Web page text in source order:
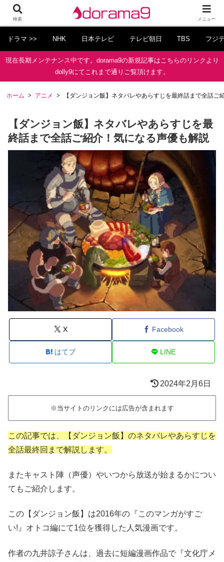
ドラマ >> NHK 日本テレビ テレビ朝日 TBS フジ
現在長期メンテナンス中です。dorama9の新規記事はこちらのリンクより
dolly9にてこれまで通りご覧頂けます。
ホーム アニメ 【ダンジョン飯】ネタバレやあらすじを最終話まで全話ご
【ダンジョン飯】ネタバレやあらすじを最
終話まで全話ご紹介！気になる声優も解説
X Facebook
はてブ LINE
2024年2月6日
※当サイトのリンクには広告が含まれます
この記事では、【ダンジョン飯】のネタバレやあらすじを
全話最終回まで解説します。
またキャスト陣（声優）やいつから放送が始まるかについ
てもご紹介します。
この【ダンジョン飯】は2016年の『このマンガがすご
い!』オトコ編にて1位を獲得した人気漫画です。
作者の九井諒子さんは、過去に短編漫画作品で『文化庁メ
検索 メニュー